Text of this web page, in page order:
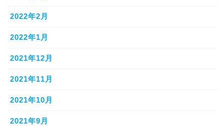
2022年2月
2022年1月
2021年12月
2021年11月
2021年10月
2021年9月